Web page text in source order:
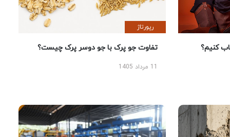
کنیم؟
رپورتاژ
تفاوت جو پرک با جو دوسر پرک چیست؟